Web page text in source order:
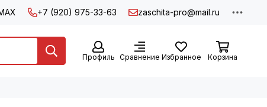
+7 (920) 975-33-63 zaschita-pro@mail.ru
Профиль Сравнение Избранное Корзина